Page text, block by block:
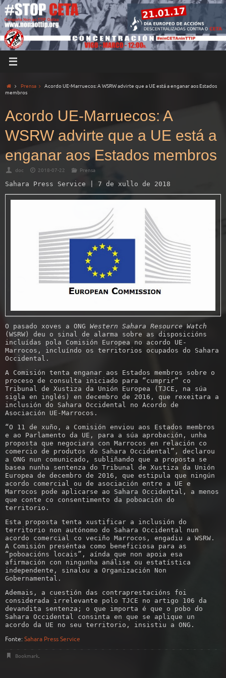
Prensa
Acordo UE-Marruecos: A WSRW advirte que a UE está a enganar aos Estados
membros
Acordo UE-Marruecos: A
WSRW advirte que a UE está a
enganar aos Estados membros
doc 2018-07-22 Prensa
Sahara Press Service | 7 de xullo de 2018
O pasado xoves a ONG Western Sahara Resource Watch
(WSRW) deu o sinal de alarma sobre as disposicións
incluídas pola Comisión Europea no acordo UE-
Marrocos, incluíndo os territorios ocupados do Sahara
Occidental.
A Comisión tenta enganar aos Estados membros sobre o
proceso de consulta iniciado para “cumprir” co
Tribunal de Xustiza da Unión Europea (TJCE, na súa
sigla en inglés) en decembro de 2016, que rexeitara a
inclusión do Sahara Occidental no Acordo de
Asociación UE-Marrocos.
“O 11 de xuño, a Comisión enviou aos Estados membros
e ao Parlamento da UE, para a súa aprobación, unha
proposta que negociara con Marrocos en relación co
comercio de produtos do Sahara Occidental”, declarou
a ONG nun comunicado, subliñando que a proposta se
basea nunha sentenza do Tribunal de Xustiza da Unión
Europea de decembro de 2016, que estipula que ningún
acordo comercial ou de asociación entre a UE e
Marrocos pode aplicarse ao Sahara Occidental, a menos
que conte co consentimento da poboación do
territorio.
Esta proposta tenta xustificar a inclusión do
territorio non autónomo do Sahara Occidental nun
acordo comercial co veciño Marrocos, engadiu a WSRW.
A Comisión preséntaa como beneficiosa para as
“poboacións locais”, aínda que non apoia esa
afirmación con ningunha análise ou estatística
independente, sinalou a Organización Non
Gobernamental.
Ademais, a cuestión das contraprestacións foi
considerada irrelevante polo TJCE no artigo 106 da
devandita sentenza; o que importa é que o pobo do
Sahara Occidental consinta en que se aplique un
acordo da UE no seu territorio, insistiu a ONG.
Fonte: Sahara Press Service
Bookmark.